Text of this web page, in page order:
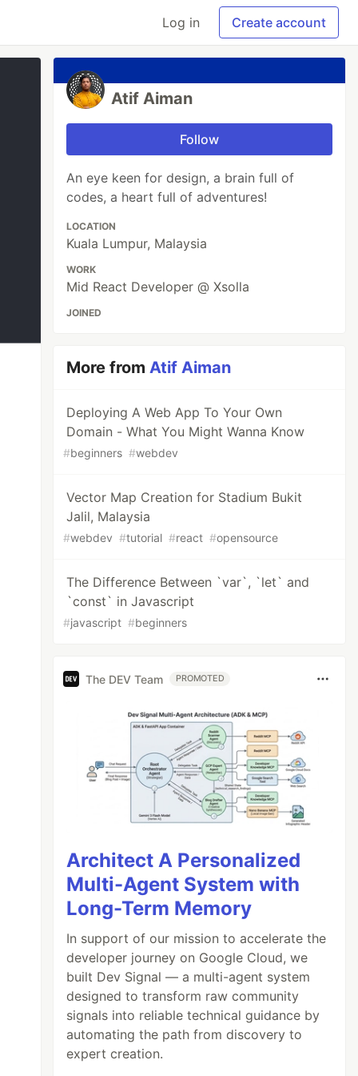
Log in Create account
Atif Aiman
Follow
An eye keen for design, a brain full of
codes, a heart full of adventures!
LOCATION
Kuala Lumpur, Malaysia
WORK
Mid React Developer @ Xsolla
JOINED
More fromAtif Aiman
Deploying A Web App To Your Own
Domain - What You Might Wanna Know
#beginners #webdev
Vector Map Creation for Stadium Bukit
Jalil, Malaysia
#webdev #tutorial #react #opensource
The Difference Between `var`, `let` and
`const` in Javascript
#javascript #beginners
The DEV Team PROMOTED
Architect A Personalized
Multi-Agent System with
Long-Term Memory
In support of our mission to accelerate the
developer journey on Google Cloud, we
built Dev Signal — a multi-agent system
designed to transform raw community
signals into reliable technical guidance by
automating the path from discovery to
expert creation.